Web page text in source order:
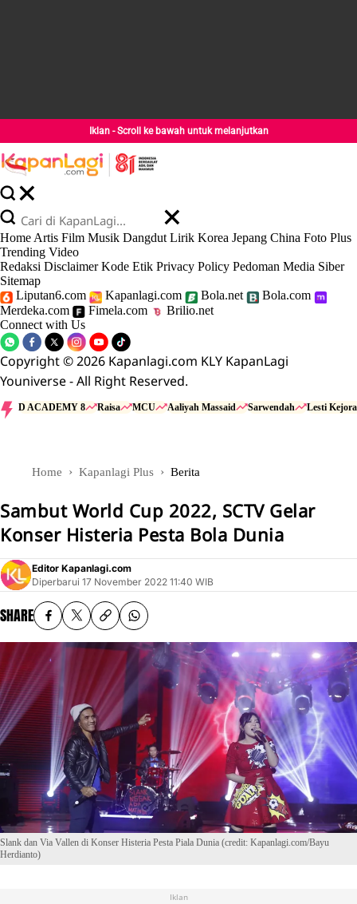
Iklan - Scroll ke bawah untuk melanjutkan
Home Artis Film Musik Dangdut Lirik Korea Jepang China Foto Plus
Trending Video
Redaksi Disclaimer Kode Etik Privacy Policy Pedoman Media Siber
Sitemap
Liputan6.com
Kapanlagi.com Bola.net
Bola.com
Merdeka.com
Fimela.com
Brilio.net
Connect with Us
Copyright © 2026 Kapanlagi.com KLY KapanLagi
Youniverse - All Right Reserved.
D ACADEMY 8 Raisa MCU Aaliyah Massaid Sarwendah Lesti Kejora
Home Kapanlagi Plus Berita
Sambut World Cup 2022, SCTV Gelar
Konser Histeria Pesta Bola Dunia
Editor Kapanlagi.com
Diperbarui 17 November 2022 11:40 WIB
SHARE
Slank dan Via Vallen di Konser Histeria Pesta Piala Dunia (credit: Kapanlagi.com/Bayu
Herdianto)
Iklan